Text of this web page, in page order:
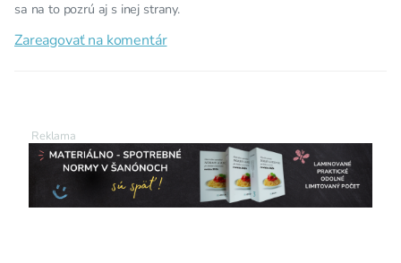
sa na to pozrú aj s inej strany.
Zareagovať na komentár